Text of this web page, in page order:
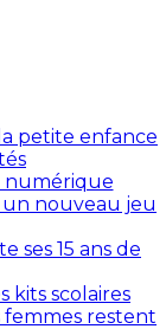
petite enfance
numérique
un nouveau jeu
ses 15 ans de
kits scolaires
femmes restent